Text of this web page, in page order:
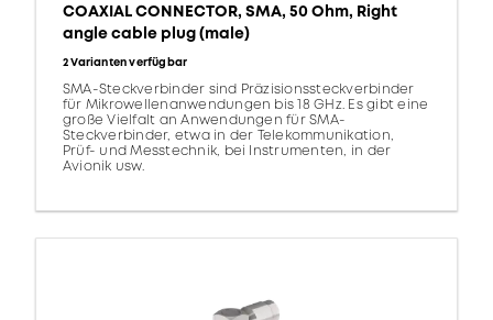
COAXIAL CONNECTOR, SMA, 50 Ohm, Right
angle cable plug (male)
2 Varianten verfügbar
SMA-Steckverbinder sind Präzisionssteckverbinder
für Mikrowellenanwendungen bis 18 GHz. Es gibt eine
große Vielfalt an Anwendungen für SMA-
Steckverbinder, etwa in der Telekommunikation,
Prüf- und Messtechnik, bei Instrumenten, in der
Avionik usw.